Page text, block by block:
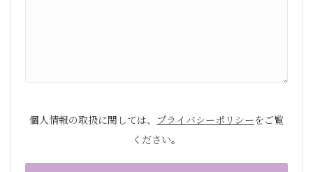
個人情報の取扱に関しては、 プライバシーポリシーをご覧
ください。